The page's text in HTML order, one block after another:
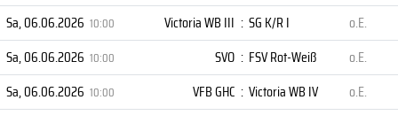
Sa, 06.06.2026 10:00 Victoria WB III : SG K/R I
o.E.
Sa, 06.06.2026 10:00 SVO : FSV Rot-Weiß
o.E.
Sa, 06.06.2026 10:00 VFB GHC : Victoria WB IV o.E.